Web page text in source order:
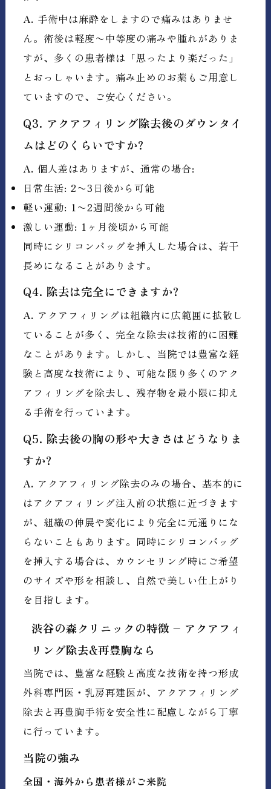
A. 手術中は麻酔をしますので痛みはありませ
ん。術後は軽度〜中等度の痛みや腫れがありま
すが、多くの患者様は「思ったより楽だった」
とおっしゃいます。痛み止めのお薬もご用意し
ていますので、ご安心ください。
Q3. アクアフィリング除去後のダウンタイ
ムはどのくらいですか?
A. 個人差はありますが、通常の場合:
日常生活: 2〜3日後から可能
軽い運動: 1〜2週間後から可能
激しい運動: 1ヶ月後頃から可能
同時にシリコンバッグを挿入した場合は、若干
長めになることがあります。
Q4. 除去は完全にできますか?
A. アクアフィリングは組織内に広範囲に拡散し
ていることが多く、完全な除去は技術的に困難
なことがあります。しかし、当院では豊富な経
験と高度な技術により、可能な限り多くのアク
アフィリングを除去し、残存物を最小限に抑え
る手術を行っています。
Q5. 除去後の胸の形や大きさはどうなりま
すか?
A. アクアフィリング除去のみの場合、基本的に
はアクアフィリング注入前の状態に近づきます
が、組織の伸展や変化により完全に元通りにな
らないこともあります。同時にシリコンバッグ
を挿入する場合は、カウンセリング時にご希望
のサイズや形を相談し、自然で美しい仕上がり
を目指します。
渋谷の森クリニックの特徴 – アクアフィ
リング除去&再豊胸なら
当院では、豊富な経験と高度な技術を持つ形成
外科専門医・乳房再建医が、アクアフィリング
除去と再豊胸手術を安全性に配慮しながら丁寧
に行っています。
当院の強み
全国・海外から患者様がご来院